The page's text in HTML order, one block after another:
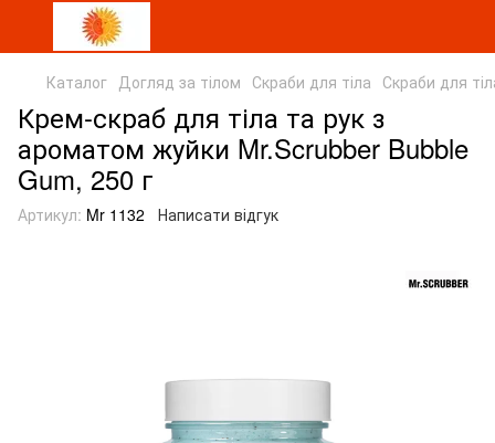
Каталог Догляд за тілом Скраби для тіла Скраби для
Крем-скраб для тіла та рук з
ароматом жуйки Mr.Scrubber Bubble
Gum, 250 г
Артикул: Mr 1132 Написати відгук